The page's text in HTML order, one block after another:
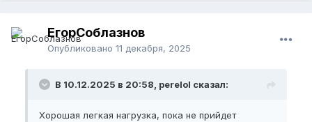
ЕгорСоблазнов
Опубликовано 11 декабря, 2025
В 10.12.2025 в 20:58, perelol сказал:
Хорошая легкая нагрузка, пока не прийдет